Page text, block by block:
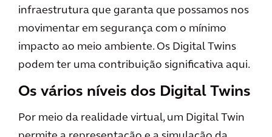
infraestrutura que garanta que possamos nos
movimentar em segurança com o mínimo
impacto ao meio ambiente. Os Digital Twins
podem ter uma contribuição significativa aqui.
Os vários níveis dos Digital Twins
Por meio da realidade virtual, um Digital Twin